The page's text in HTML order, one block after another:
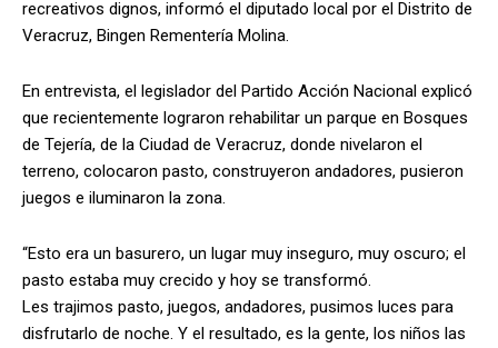
recreativos dignos, informó el diputado local por el Distrito de
Veracruz, Bingen Rementería Molina.
En entrevista, el legislador del Partido Acción Nacional explicó
que recientemente lograron rehabilitar un parque en Bosques
de Tejería, de la Ciudad de Veracruz, donde nivelaron el
terreno, colocaron pasto, construyeron andadores, pusieron
juegos e iluminaron la zona.
“Esto era un basurero, un lugar muy inseguro, muy oscuro; el
pasto estaba muy crecido y hoy se transformó.
Les trajimos pasto, juegos, andadores, pusimos luces para
disfrutarlo de noche. Y el resultado, es la gente, los niños las